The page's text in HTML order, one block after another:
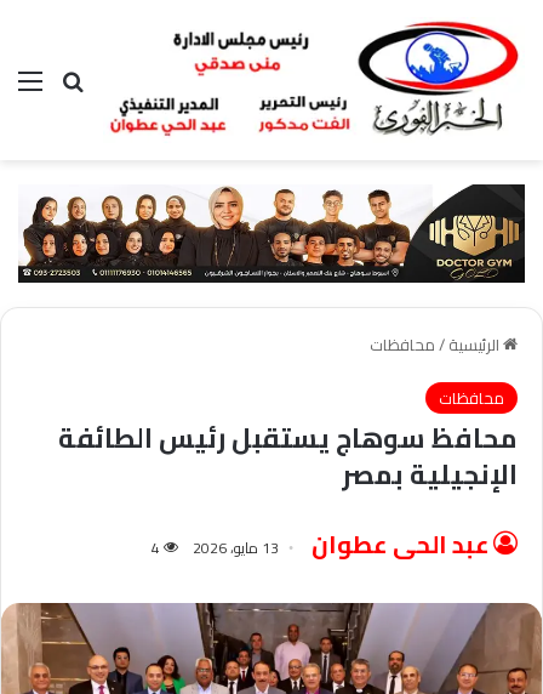
بحث عن
الرئيسية/محافظات
محافظات
محافظ سوهاج يستقبل رئيس الطائفة
الإنجيلية بمصر
عبد الحى عطوان 13 مايو، 2026 4